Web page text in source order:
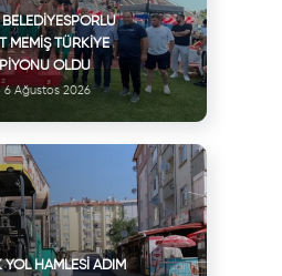
MEMIŞ TÜRKIYE
OLDU
6 Ağustos 2026
YOL HAMLESI ADIM